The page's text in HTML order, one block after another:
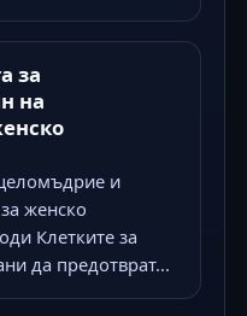
за
на
и
женско
Клетките за
да предотврат...